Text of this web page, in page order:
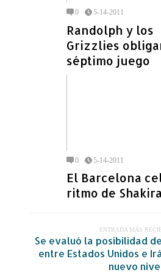
0 5-14-2011
Randolph y los
Grizzlies
séptimo juego
0 5-14-2011
El Barcelona
ritmo de Shakira
ENTRADA MÁS
Se evaluó la posibilidad
entre Estados Unidos e
nuevo